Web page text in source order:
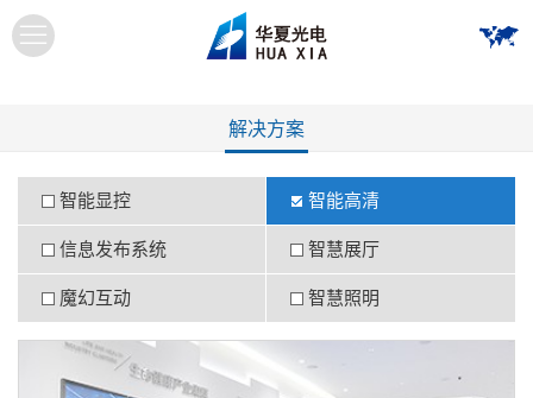
解决方案
智能显控 智能高清
信息发布系统 智慧展厅
魔幻互动 智慧照明